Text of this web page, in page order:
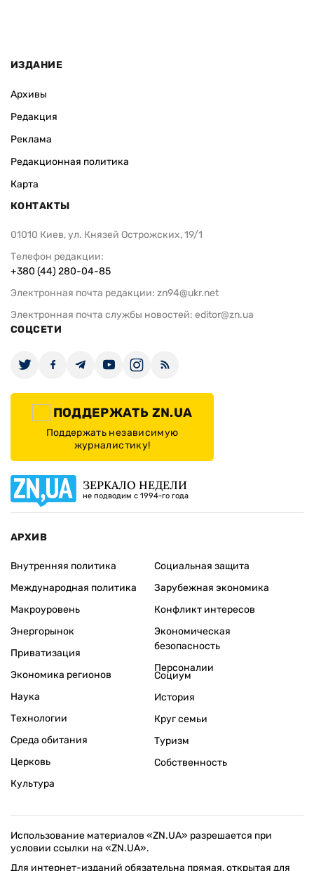
ИЗДАНИЕ
Архивы
Редакция
Реклама
Редакционная политика
Карта
КОНТАКТЫ
01010 Киев, ул. Князей Острожских, 19/1
Телефон редакции:
+380 (44) 280-04-85
Электронная почта редакции: zn94@ukr.net
Электронная почта службы новостей: editor@zn.ua
СОЦСЕТИ
ПОДДЕРЖАТЬ ZN.UA
Поддержать независимую
журналистику!
ЗЕРКАЛО НЕДЕЛИ
не подводим с 1994-го года
АРХИВ
Внутренняя политика
Международная политика
Макроуровень
Энергорынок
Приватизация
Экономика регионов
Социальная защита
Зарубежная экономика
Конфликт интересов
Экономическая
безопасность
Персоналии
Наука
Технологии
Среда обитания
Церковь
Культура
Социум
История
Круг семьи
Туризм
Собственность
Использование материалов «ZN.UA» разрешается при
условии ссылки на «ZN.UA».
Для интернет-изданий обязательна прямая, открытая для